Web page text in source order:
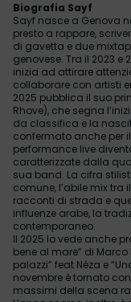
Biografia Sayf
Sayf nasce a Genova
presto a rappare,
di gavetta e due
genovese. Tra il 2023
inizia ad attirare
collaborare con artisti
2025 pubblica il suo
Rhove), che segna
da classifica e la
confermato anche per il
performance live
caratterizzate dalla
sua band. La cifra
comune, l’abile mix tra
racconti di strada e
influenze arabe, la
contemporaneo.
Il 2025 lo vede anche
bene al mare” di Marco
palazzi” feat Néza e
novembre è tornato con
massimi della scena